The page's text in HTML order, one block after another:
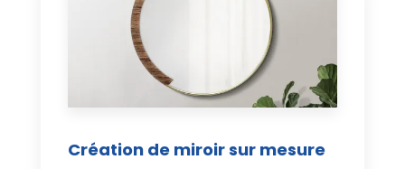
Création de miroir sur mesure